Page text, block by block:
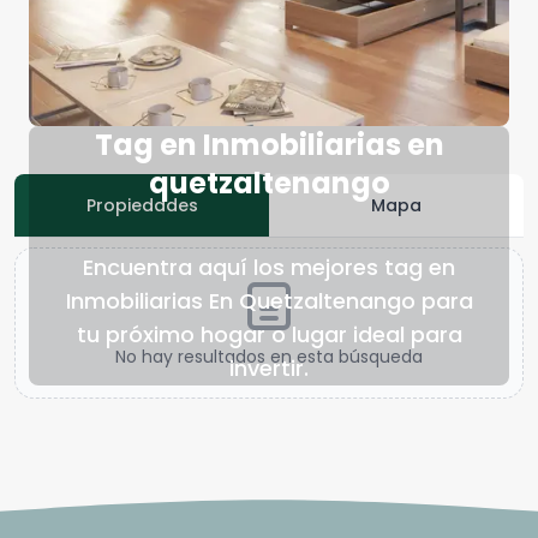
Tag en Inmobiliarias en
quetzaltenango
Encuentra aquí los mejores tag en
Inmobiliarias En Quetzaltenango para
tu próximo hogar o lugar ideal para
invertir.
Propiedades Mapa
No hay resultados en esta búsqueda